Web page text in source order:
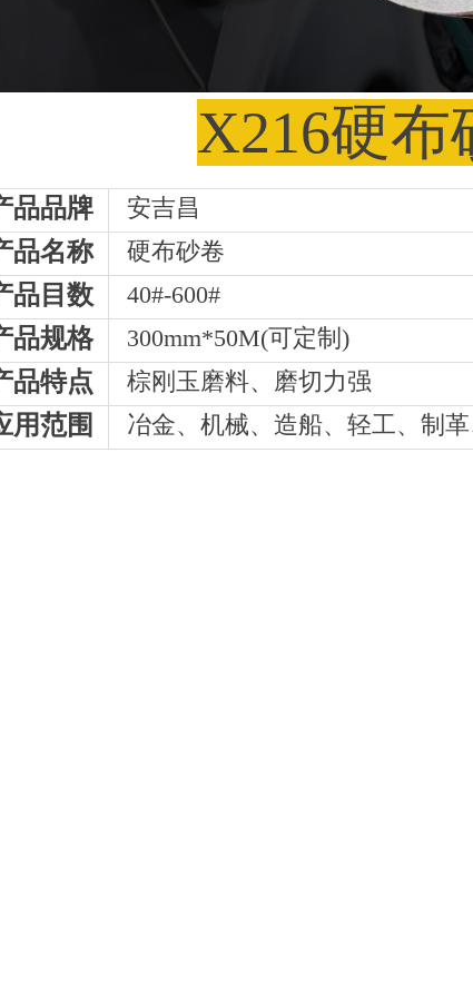
X216硬布
品品牌 安吉昌
品名称 硬布砂卷
品目数 40#-600#
品规格 300mm*50M(可定制)
品特点 棕刚玉磨料、磨切力强
用范围 冶金、机械、造船、轻工、制